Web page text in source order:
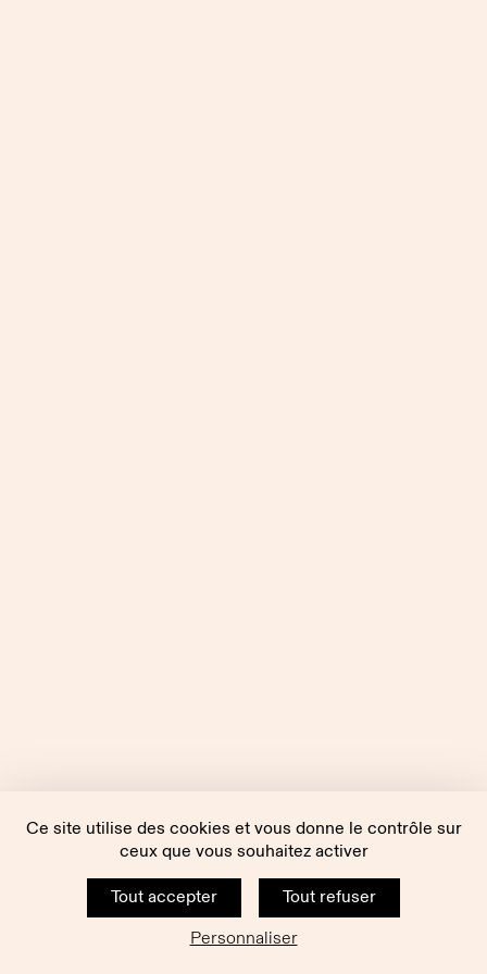
Ce site utilise des cookies et vous donne le contrôle sur
ceux que vous souhaitez activer
Tout accepter
Tout refuser
Personnaliser